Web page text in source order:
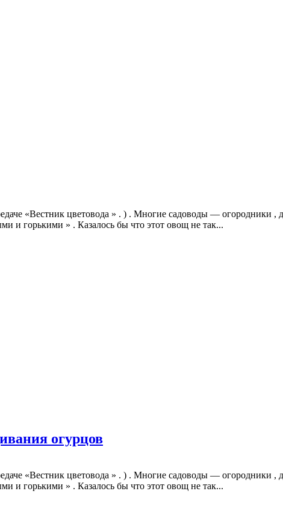
«Вестник цветовода » . ) . Многие садоводы — огородники
и горькими » . Казалось бы что этот овощ не так...
огурцов
«Вестник цветовода » . ) . Многие садоводы — огородники ,
и горькими » . Казалось бы что этот овощ не так...